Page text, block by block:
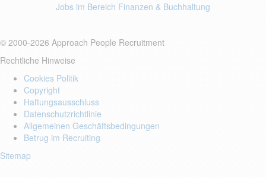
Jobs im Bereich Finanzen & Buchhaltung
© 2000-2026 Approach People Recruitment
Rechtliche Hinweise
Cookies Politik
Copyright
Haftungsausschluss
Datenschutzrichtlinie
Allgemeinen Geschäftsbedingungen
Betrug im Recruiting
Sitemap